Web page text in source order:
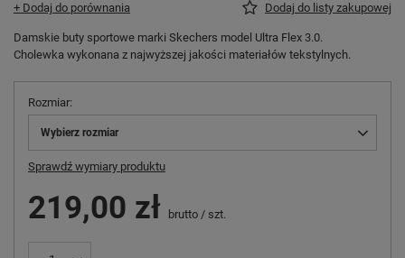
+ Dodaj do porównania Dodaj do listy zakupowej
Damskie buty sportowe marki Skechers model Ultra Flex 3.0.
Cholewka wykonana z najwyższej jakości materiałów tekstylnych.
Rozmiar
Wybierz rozmiar
Sprawdź wymiary produktu
219,00 zł brutto / szt.